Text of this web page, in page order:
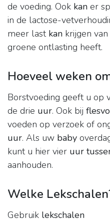
de voeding. Ook kan er
in de lactose-
meer last kan krijgen
groene ontlasting heeft.
Hoeveel weken
Borstvoeding geeft u op
de drie uur. Ook bij
voeden op verzoek of
uur. Als uw baby
kunt u hier vier uur
aanhouden.
Welke
Gebruik lekschalen